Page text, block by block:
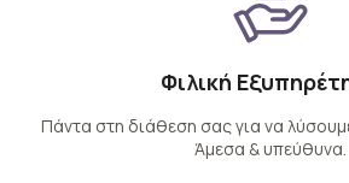
Φιλική
Πάντα στη διάθεση σας για να
Άμεσα & υπεύθυνα.